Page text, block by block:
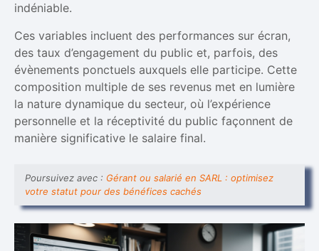
indéniable.
Ces variables incluent des performances sur écran,
des taux d’engagement du public et, parfois, des
évènements ponctuels auxquels elle participe. Cette
composition multiple de ses revenus met en lumière
la nature dynamique du secteur, où l’expérience
personnelle et la réceptivité du public façonnent de
manière significative le salaire final.
Poursuivez avec : Gérant ou salarié en SARL : optimisez
votre statut pour des bénéfices cachés